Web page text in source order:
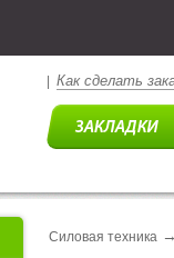
Как сделать
Силовая техника